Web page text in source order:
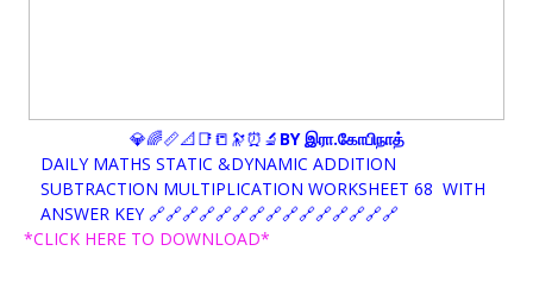
💎🌈📏📐📑📒🔭⏰🔬 BY இரா.கோபிநாத்
DAILY MATHS STATIC &DYNAMIC ADDITION
SUBTRACTION MULTIPLICATION WORKSHEET 68 WITH
ANSWER KEY 🔗🔗🔗🔗🔗🔗🔗🔗🔗🔗🔗🔗🔗🔗🔗
*CLICK HERE TO DOWNLOAD*